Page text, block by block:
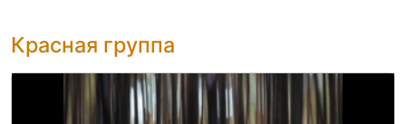
Красная группа